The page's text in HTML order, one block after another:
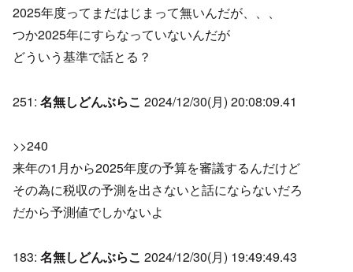
2025年度ってまだはじまって無いんだが、、、
つか2025年にすらなっていないんだが
どういう基準で話とる？
251: 名無しどんぶらこ 2024/12/30(月) 20:08:09.41
>>240
来年の1月から2025年度の予算を審議するんだけど
その為に税収の予測を出さないと話にならないだろ
だから予測値でしかないよ
183: 名無しどんぶらこ 2024/12/30(月) 19:49:49.43